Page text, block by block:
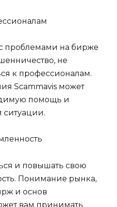
проблемами на бирже
не
к профессионалам.
Scammavis может
помощь и
и повышать свою
Понимание рынка,
и основ
вам принимать